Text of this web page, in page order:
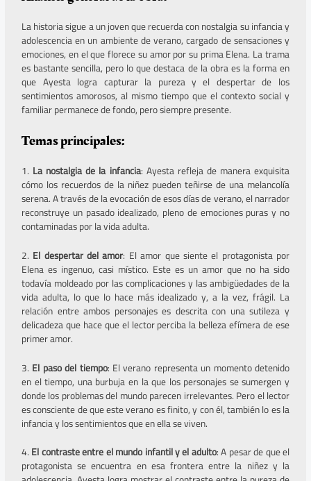
La historia sigue a un joven que recuerda con nostalgia su infancia y
adolescencia en un ambiente de verano, cargado de sensaciones y
emociones, en el que florece su amor por su prima Elena. La trama
es bastante sencilla, pero lo que destaca de la obra es la forma en
que Ayesta logra capturar la pureza y el despertar de los
sentimientos amorosos, al mismo tiempo que el contexto social y
familiar permanece de fondo, pero siempre presente.
Temas principales:
1. La nostalgia de la infancia: Ayesta refleja de manera exquisita
cómo los recuerdos de la niñez pueden teñirse de una melancolía
serena. A través de la evocación de esos días de verano, el narrador
reconstruye un pasado idealizado, pleno de emociones puras y no
contaminadas por la vida adulta.
2. El despertar del amor: El amor que siente el protagonista por
Elena es ingenuo, casi místico. Este es un amor que no ha sido
todavía moldeado por las complicaciones y las ambigüedades de la
vida adulta, lo que lo hace más idealizado y, a la vez, frágil. La
relación entre ambos personajes es descrita con una sutileza y
delicadeza que hace que el lector perciba la belleza efímera de ese
primer amor.
3. El paso del tiempo: El verano representa un momento detenido
en el tiempo, una burbuja en la que los personajes se sumergen y
donde los problemas del mundo parecen irrelevantes. Pero el lector
es consciente de que este verano es finito, y con él, también lo es la
infancia y los sentimientos que en ella se viven.
4.El contraste entre el mundo infantil y el adulto: A pesar de que el
protagonista se encuentra en esa frontera entre la niñez y la